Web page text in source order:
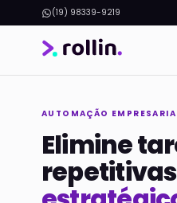
(19) 98339-9219
AUTOMAÇÃO
Elimine